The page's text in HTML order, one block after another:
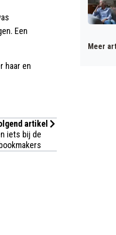
Een
haar en
artikel
iets bij de
Meer